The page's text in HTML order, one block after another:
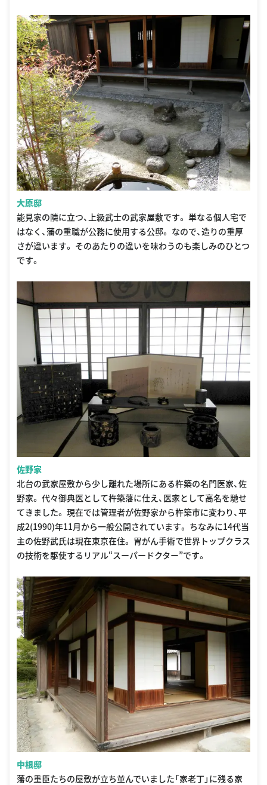
大原邸
能見家の隣に立つ、上級武士の武家屋敷です。 単なる個人宅で
はなく、藩の重職が公務に使用する公邸。 なので、造りの重厚
さが違います。 そのあたりの違いを味わうのも楽しみのひとつ
です。
佐野家
北台の武家屋敷から少し離れた場所にある杵築の名門医家、佐
野家。 代々御典医として杵築藩に仕え、医家として高名を馳せ
てきました。 現在では管理者が佐野家から杵築市に変わり、平
成2(1990)年11月から一般公開されています。 ちなみに14代当
主の佐野武氏は現在東京在住。 胃がん手術で世界トップクラス
の技術を駆使するリアル“スーパードクター”です。
中根邸
藩の重臣たちの屋敷が立ち並んでいました「家老丁」に残る家